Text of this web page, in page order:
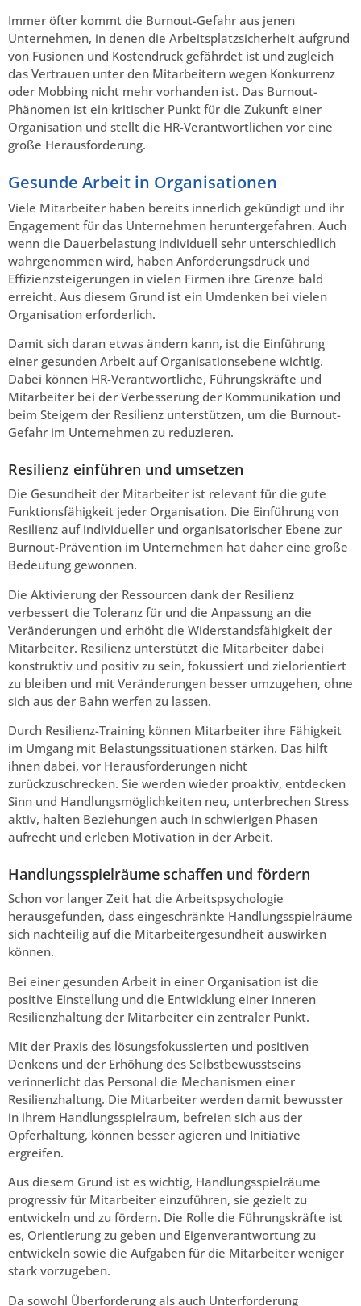
Immer öfter kommt die Burnout-Gefahr aus jenen
Unternehmen, in denen die Arbeitsplatzsicherheit aufgrund
von Fusionen und Kostendruck gefährdet ist und zugleich
das Vertrauen unter den Mitarbeitern wegen Konkurrenz
oder Mobbing nicht mehr vorhanden ist. Das Burnout-
Phänomen ist ein kritischer Punkt für die Zukunft einer
Organisation und stellt die HR-Verantwortlichen vor eine
große Herausforderung.
Gesunde Arbeit in Organisationen
Viele Mitarbeiter haben bereits innerlich gekündigt und ihr
Engagement für das Unternehmen heruntergefahren. Auch
wenn die Dauerbelastung individuell sehr unterschiedlich
wahrgenommen wird, haben Anforderungsdruck und
Effizienzsteigerungen in vielen Firmen ihre Grenze bald
erreicht. Aus diesem Grund ist ein Umdenken bei vielen
Organisation erforderlich.
Damit sich daran etwas ändern kann, ist die Einführung
einer gesunden Arbeit auf Organisationsebene wichtig.
Dabei können HR-Verantwortliche, Führungskräfte und
Mitarbeiter bei der Verbesserung der Kommunikation und
beim Steigern der Resilienz unterstützen, um die Burnout-
Gefahr im Unternehmen zu reduzieren.
Resilienz einführen und umsetzen
Die Gesundheit der Mitarbeiter ist relevant für die gute
Funktionsfähigkeit jeder Organisation. Die Einführung von
Resilienz auf individueller und organisatorischer Ebene zur
Burnout-Prävention im Unternehmen hat daher eine große
Bedeutung gewonnen.
Die Aktivierung der Ressourcen dank der Resilienz
verbessert die Toleranz für und die Anpassung an die
Veränderungen und erhöht die Widerstandsfähigkeit der
Mitarbeiter. Resilienz unterstützt die Mitarbeiter dabei
konstruktiv und positiv zu sein, fokussiert und zielorientiert
zu bleiben und mit Veränderungen besser umzugehen, ohne
sich aus der Bahn werfen zu lassen.
Durch Resilienz-Training können Mitarbeiter ihre Fähigkeit
im Umgang mit Belastungssituationen stärken. Das hilft
ihnen dabei, vor Herausforderungen nicht
zurückzuschrecken. Sie werden wieder proaktiv, entdecken
Sinn und Handlungsmöglichkeiten neu, unterbrechen Stress
aktiv, halten Beziehungen auch in schwierigen Phasen
aufrecht und erleben Motivation in der Arbeit.
Handlungsspielräume schaffen und fördern
Schon vor langer Zeit hat die Arbeitspsychologie
herausgefunden, dass eingeschränkte Handlungsspielräume
sich nachteilig auf die Mitarbeitergesundheit auswirken
können.
Bei einer gesunden Arbeit in einer Organisation ist die
positive Einstellung und die Entwicklung einer inneren
Resilienzhaltung der Mitarbeiter ein zentraler Punkt.
Mit der Praxis des lösungsfokussierten und positiven
Denkens und der Erhöhung des Selbstbewusstseins
verinnerlicht das Personal die Mechanismen einer
Resilienzhaltung. Die Mitarbeiter werden damit bewusster
in ihrem Handlungsspielraum, befreien sich aus der
Opferhaltung, können besser agieren und Initiative
ergreifen.
Aus diesem Grund ist es wichtig, Handlungsspielräume
progressiv für Mitarbeiter einzuführen, sie gezielt zu
entwickeln und zu fördern. Die Rolle die Führungskräfte ist
es, Orientierung zu geben und Eigenverantwortung zu
entwickeln sowie die Aufgaben für die Mitarbeiter weniger
stark vorzugeben.
Da sowohl Überforderung als auch Unterforderung